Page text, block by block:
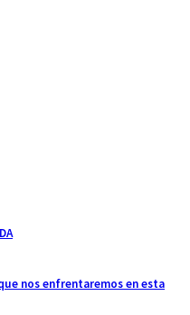
nos enfrentaremos en esta